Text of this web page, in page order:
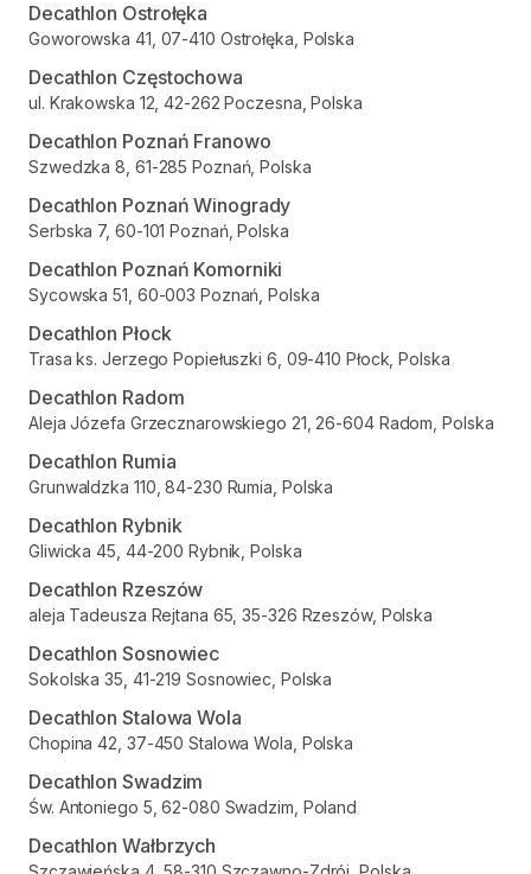
Decathlon Ostrołęka
Goworowska 41, 07-410 Ostrołęka, Polska
Decathlon Częstochowa
ul. Krakowska 12, 42-262 Poczesna, Polska
Decathlon Poznań Franowo
Szwedzka 8, 61-285 Poznań, Polska
Decathlon Poznań Winogrady
Serbska 7, 60-101 Poznań, Polska
Decathlon Poznań Komorniki
Sycowska 51, 60-003 Poznań, Polska
Decathlon Płock
Trasa ks. Jerzego Popiełuszki 6, 09-410 Płock, Polska
Decathlon Radom
Aleja Józefa Grzecznarowskiego 21, 26-604 Radom, Polska
Decathlon Rumia
Grunwaldzka 110, 84-230 Rumia, Polska
Decathlon Rybnik
Gliwicka 45, 44-200 Rybnik, Polska
Decathlon Rzeszów
aleja Tadeusza Rejtana 65, 35-326 Rzeszów, Polska
Decathlon Sosnowiec
Sokolska 35, 41-219 Sosnowiec, Polska
Decathlon Stalowa Wola
Chopina 42, 37-450 Stalowa Wola, Polska
Decathlon Swadzim
Św. Antoniego 5, 62-080 Swadzim, Poland
Decathlon Wałbrzych